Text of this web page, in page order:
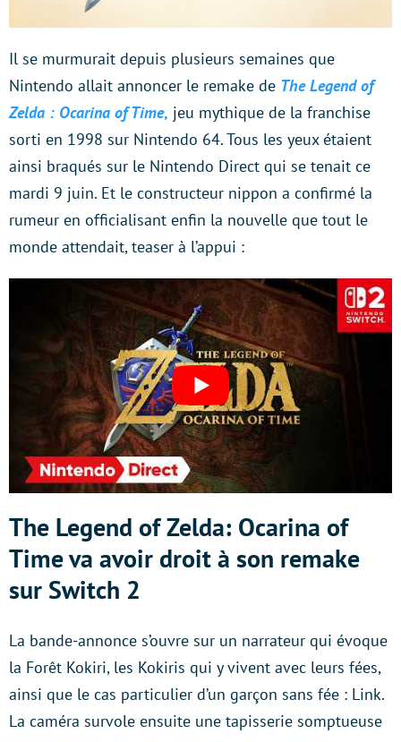
Il se murmurait depuis plusieurs semaines que
Nintendo allait annoncer le remake de The Legend of
Zelda : Ocarina of Time, jeu mythique de la franchise
sorti en 1998 sur Nintendo 64. Tous les yeux étaient
ainsi braqués sur le Nintendo Direct qui se tenait ce
mardi 9 juin. Et le constructeur nippon a confirmé la
rumeur en officialisant enfin la nouvelle que tout le
monde attendait, teaser à l’appui :
The Legend of Zelda: Ocarina of
Time va avoir droit à son remake
sur Switch 2
La bande-annonce s’ouvre sur un narrateur qui évoque
la Forêt Kokiri, les Kokiris qui y vivent avec leurs fées,
ainsi que le cas particulier d’un garçon sans fée : Link.
La caméra survole ensuite une tapisserie somptueuse